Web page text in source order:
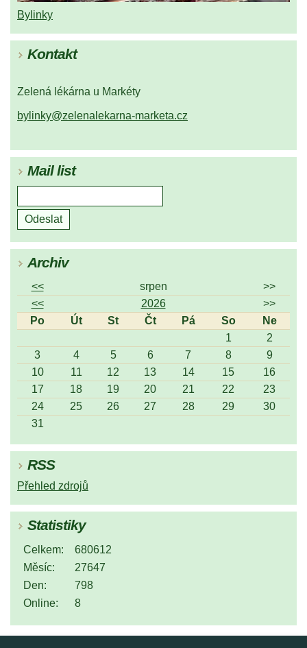
Bylinky
Kontakt
Zelená lékárna u Markéty
bylinky@zelenalekarna-marketa.cz
Mail list
Archiv
<< srpen
>>
<<
2026
>>
Po
Út St Čt Pá So
Ne
1
2
3
4 5 6 7 8
9
10
11 12 13 14 15
16
17
18 19 20 21 22
23
24
25 26 27 28 29
30
31
RSS
Přehled zdrojů
Statistiky
Online: 8
Celkem:
680612
Měsíc:
27647
Den:
798